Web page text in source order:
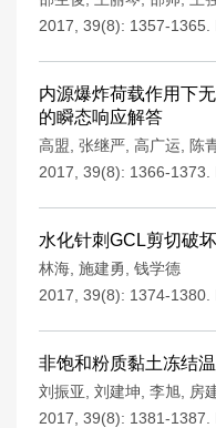
2017, 39(8): 1357-1365.
内源爆炸荷载作用下
的瞬态响应解答
高盟 张继严 高广运 陈
2017, 39(8): 1366-1373.
水化针刺GCL剪切破
林海 施建勇 钱学德
2017, 39(8): 1374-1380.
非饱和粉质黏土冻结
刘振亚 刘建坤 李旭
房
2017, 39(8): 1381-1387.